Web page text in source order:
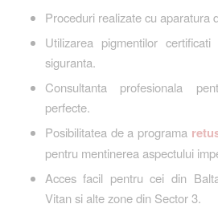
Proceduri realizate cu aparatura
Utilizarea pigmentilor
siguranta.
Consultanta profesionala
perfecte.
Posibilitatea de a programa
pentru mentinerea aspectului
Acces facil pentru cei din
Vitan si alte zone din Sector 3.